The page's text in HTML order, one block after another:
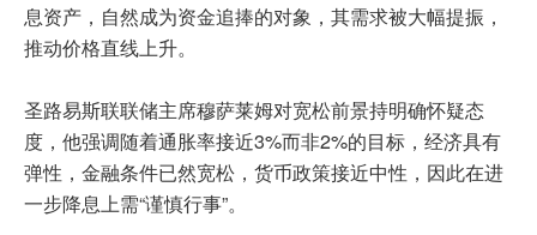
息资产，自然成为资金追捧的对象，其需求被大幅提振，
推动价格直线上升。
圣路易斯联联储主席穆萨莱姆对宽松前景持明确怀疑态
度，他强调随着通胀率接近3%而非2%的目标，经济具有
弹性，金融条件已然宽松，货币政策接近中性，因此在进
一步降息上需“谨慎行事”。